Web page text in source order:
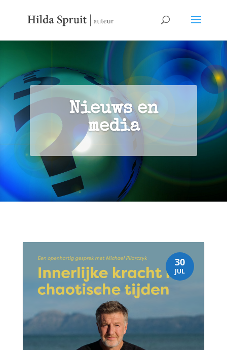
Nieuws en
media
30
JUL